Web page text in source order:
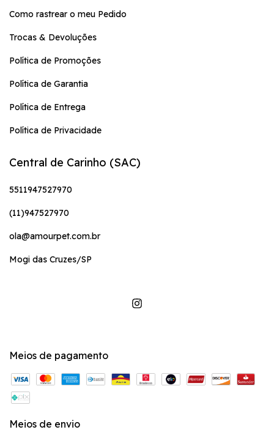
Como rastrear o meu Pedido
Trocas & Devoluções
Política de Promoções
Política de Garantia
Política de Entrega
Política de Privacidade
Central de Carinho (SAC)
5511947527970
(11)947527970
ola@amourpet.com.br
Mogi das Cruzes/SP
Meios de pagamento
Meios de envio